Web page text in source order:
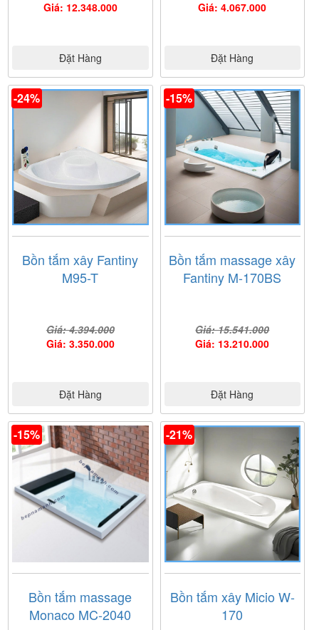
- Được tham gia rất nhiều chương trình khuyến mãi lớn,
khách hàng.
Quý khách hàng có thể tới Showroom Nội Thất
Nam Anh để xem và mua hàng . Hoặc liên hệ Hotline
của
Nội Thất Nam Anhđể nhận được tư vấn tốt nhất
Ảnh giấy chứng nhận Nội Thất Nam Anh là đại lý cấp I
của thương hiệuFantinydo công ty Fantiny cung cấp
Giá: 12.348.000
Đặt Hàng
Giá: 4.067.000
Đặt Hàng
-24%
Bồn tắm xây Fantiny
M95-T
Giá: 4.394.000
Giá: 3.350.000
Đặt Hàng
-15%
Bồn tắm massage xây
Fantiny M-170BS
Giá: 15.541.000
Giá: 13.210.000
Đặt Hàng
-15%
Bồn tắm massage
Monaco MC-2040
-21%
Bồn tắm xây Micio W-
170